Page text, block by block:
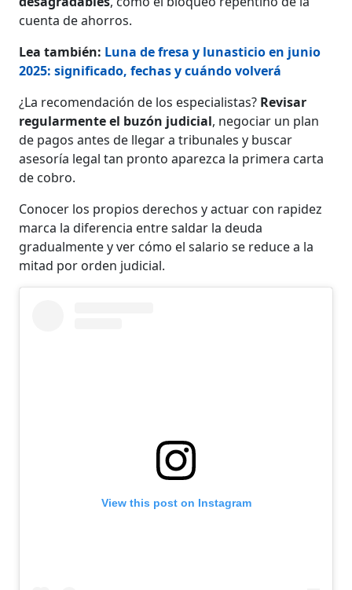
cuenta de ahorros.
Lea también: Luna de fresa y lunasticio en junio
2025: significado, fechas y cuándo volverá
¿La recomendación de los especialistas? Revisar
regularmente el buzón judicial, negociar un plan
de pagos antes de llegar a tribunales y buscar
asesoría legal tan pronto aparezca la primera carta
de cobro.
Conocer los propios derechos y actuar con rapidez
marca la diferencia entre saldar la deuda
gradualmente y ver cómo el salario se reduce a la
mitad por orden judicial.
View this post on Instagram